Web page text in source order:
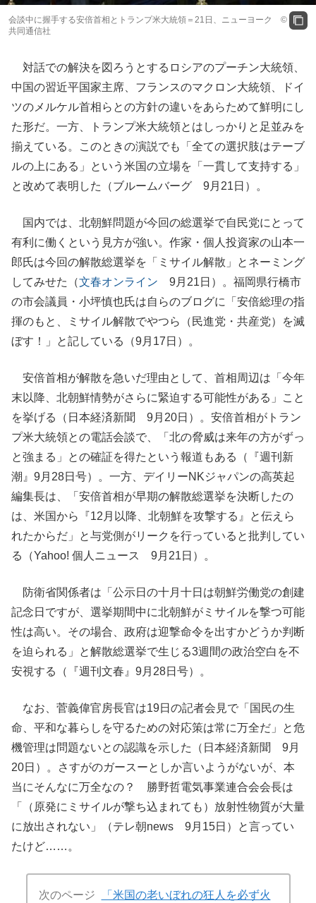
会談中に握手する安倍首相とトランプ米大統領＝21日、ニューヨーク ©
共同通信社
対話での解決を図ろうとするロシアのプーチン大統領、
中国の習近平国家主席、フランスのマクロン大統領、ドイ
ツのメルケル首相らとの方針の違いをあらためて鮮明にし
た形だ。一方、トランプ米大統領とはしっかりと足並みを
揃えている。このときの演説でも「全ての選択肢はテーブ
ルの上にある」という米国の立場を「一貫して支持する」
と改めて表明した（ブルームバーグ 9月21日）。
国内では、北朝鮮問題が今回の総選挙で自民党にとって
有利に働くという見方が強い。作家・個人投資家の山本一
郎氏は今回の解散総選挙を「ミサイル解散」とネーミング
してみせた（文春オンライン 9月21日）。福岡県行橋市
の市会議員・小坪慎也氏は自らのブログに「安倍総理の指
揮のもと、ミサイル解散でやつら（民進党・共産党）を滅
ぼす！」と記している（9月17日）。
安倍首相が解散を急いだ理由として、首相周辺は「今年
末以降、北朝鮮情勢がさらに緊迫する可能性がある」こと
を挙げる（日本経済新聞 9月20日）。安倍首相がトラン
プ米大統領との電話会談で、「北の脅威は来年の方がずっ
と強まる」との確証を得たという報道もある（『週刊新
潮』9月28日号）。一方、デイリーNKジャパンの高英起
編集長は、「安倍首相が早期の解散総選挙を決断したの
は、米国から『12月以降、北朝鮮を攻撃する』と伝えら
れたからだ」と与党側がリークを行っていると批判してい
る（Yahoo! 個人ニュース 9月21日）。
防衛省関係者は「公示日の十月十日は朝鮮労働党の創建
記念日ですが、選挙期間中に北朝鮮がミサイルを撃つ可能
性は高い。その場合、政府は迎撃命令を出すかどうか判断
を迫られる」と解散総選挙で生じる3週間の政治空白を不
安視する（『週刊文春』9月28日号）。
なお、菅義偉官房長官は19日の記者会見で「国民の生
命、平和な暮らしを守るための対応策は常に万全だ」と危
機管理は問題ないとの認識を示した（日本経済新聞 9月
20日）。さすがのガースーとしか言いようがないが、本
当にそんなに万全なの？ 勝野哲電気事業連合会会長は
「（原発にミサイルが撃ち込まれても）放射性物質が大量
に放出されない」（テレ朝news 9月15日）と言ってい
たけど……。
次のページ
「米国の老いぼれの狂人を必ず火